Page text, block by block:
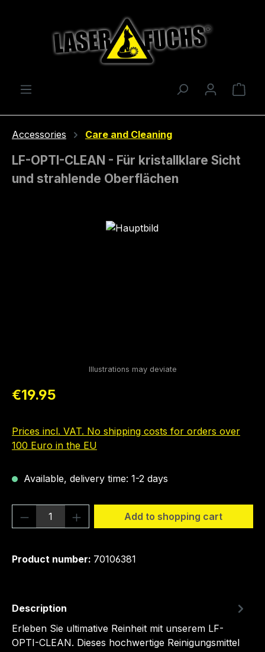
Accessories Care and Cleaning
LF-OPTI-CLEAN - Für kristallklare Sicht
und strahlende Oberflächen
Regular price:
€19.95
Prices incl. VAT. No shipping costs for orders over
100 Euro in the EU
Available, delivery time: 1-2 days
Product Quantity: Enter the desired
Add to shopping cart
Product number: 70106381
Description
Erleben Sie ultimative Reinheit mit unserem LF-
OPTI-CLEAN. Dieses hochwertige Reinigungsmittel